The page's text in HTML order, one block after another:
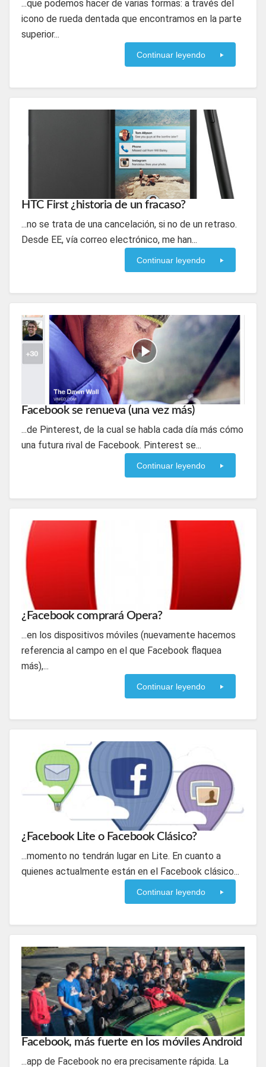
...que podemos hacer de varias formas: a través del
icono de rueda dentada que encontramos en la parte
superior...
Continuar leyendo
HTC First ¿historia de un fracaso?
...no se trata de una cancelación, si no de un retraso.
Desde EE, vía correo electrónico, me han...
Continuar leyendo
Facebook se renueva (una vez más)
...de Pinterest, de la cual se habla cada día más cómo
una futura rival de Facebook. Pinterest se...
Continuar leyendo
¿Facebook comprará Opera?
...en los dispositivos móviles (nuevamente hacemos
referencia al campo en el que Facebook flaquea
más),...
Continuar leyendo
¿Facebook Lite o Facebook Clásico?
...momento no tendrán lugar en Lite. En cuanto a
quienes actualmente están en el Facebook clásico...
Continuar leyendo
Facebook, más fuerte en los móviles Android
...app de Facebook no era precisamente rápida. La